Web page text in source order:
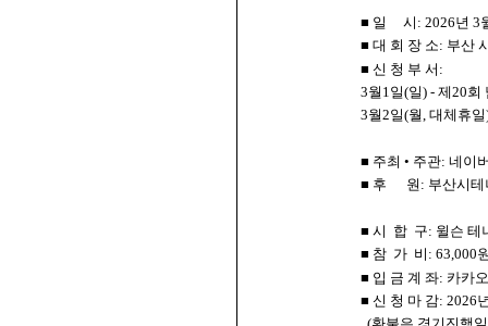
■ 일 시: 2026년 3
■ 대 회 장 소: 부산
■ 신 청 부 서:
3월1일(일) - 제20회
3월2일(월, 대체휴
■ 주최 • 주관: 네이
■ 후 원: 부산시테
■ 시 합 구: 윌슨 테
■ 참 가 비: 63,000
■ 입 금 계 좌: 카카
■ 신 청 마 감: 2026